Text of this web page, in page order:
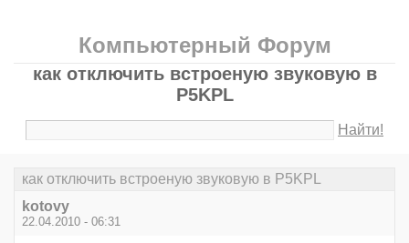
Компьютерный Форум
как отключить встроеную звуковую в
P5KPL
Найти!
как отключить встроеную звуковую в P5KPL
kotovy
22.04.2010 - 06:31